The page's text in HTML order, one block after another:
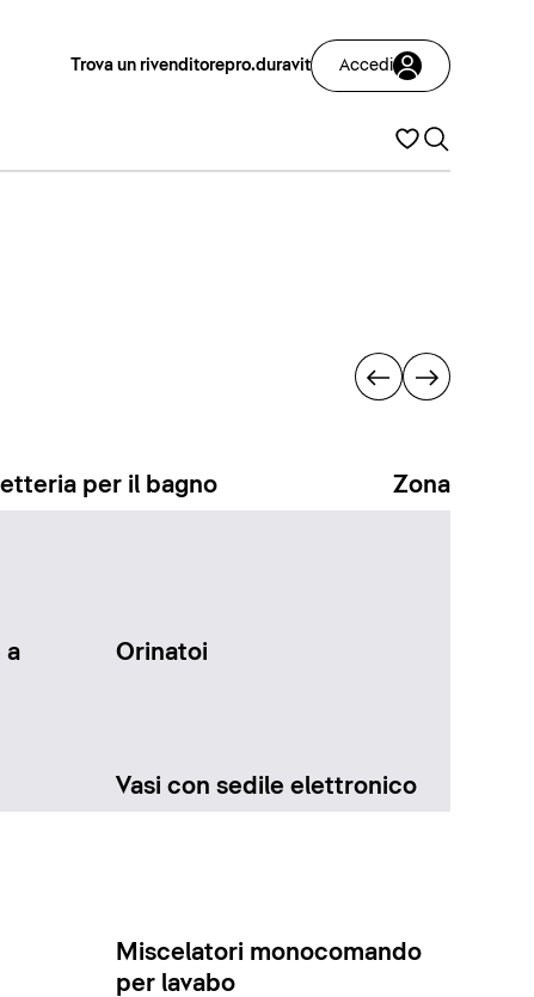
Trova un rivenditorepro.duravit Accedi
per il bagno Zona doccia
a
Orinatoi
Vasi con sedile elettronico
Miscelatori monocomando
per lavabo